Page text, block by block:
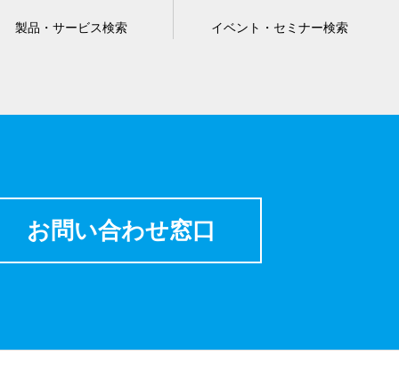
製品・サービス検索 イベント・セミナー検索
お問い合わせ窓口